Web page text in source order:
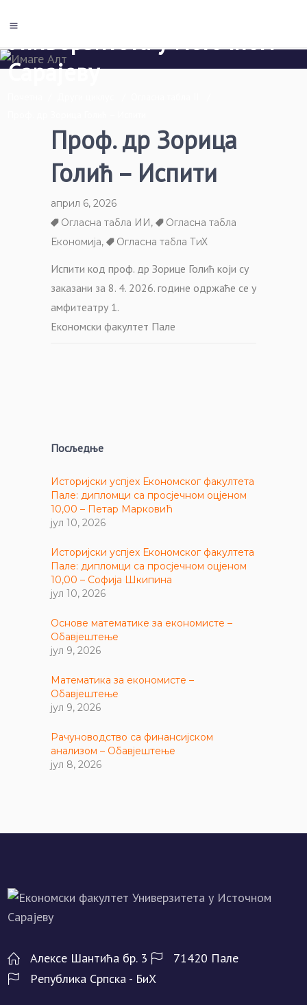
Сарајеву
Проф. др Зорица
Голић – Испити
април 6, 2026
Огласна табла ИИ,
Огласна табла
Економија, Огласна табла ТиХ
Испити код проф. др Зорице Голић који су
заказани за 8. 4. 2026. године одржаће се у
амфитеатру 1.
Економски факултет Пале
Посљедње
Историјски успјех Економског факултета
Пале: дипломци са просјечном оцјеном
10,00 – Петар Марковић
јул 10, 2026
Историјски успјех Економског факултета
Пале: дипломци са просјечном оцјеном
10,00 – Софија Шкипина
јул 10, 2026
Основе математике за економисте –
Обавјештење
јул 9, 2026
Математика за економисте –
Обавјештење
јул 9, 2026
Рачуноводство са финансијском
анализом – Обавјештење
јул 8, 2026
Алeксe Шантића бр. 3
71420 Палe
Рeпублика Српска - БиХ